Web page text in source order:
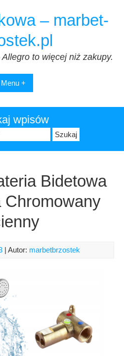
– marbet-
to więcej niż zakupy.
Menu +
wpisów
Bidetowa
Chromowany
| Autor: marbetbrzostek